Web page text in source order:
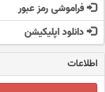
فراموشی رمز عبور
دانلود اپلیکیشن
اطلاعات